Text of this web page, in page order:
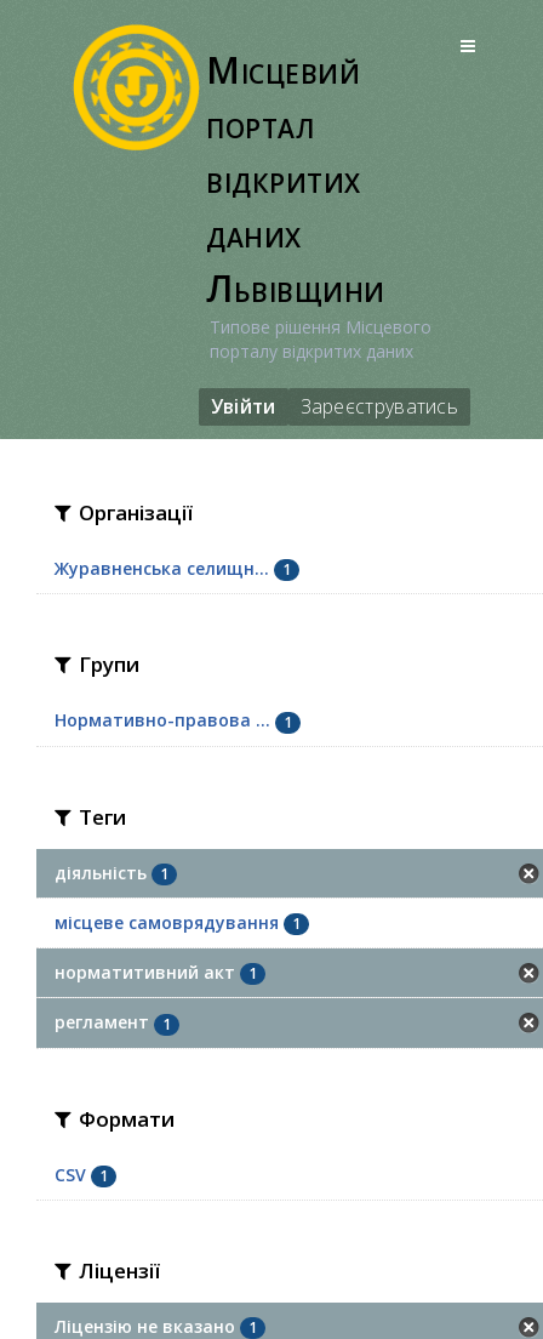
Місцевий
портал
відкритих
даних
Львівщини
Типове рішення Місцевого
порталу відкритих даних
Увійти Зареєструватись
Організації
Журавненська селищн... 1
Групи
Нормативно-правова ... 1
Теги
діяльність 1
місцеве самоврядування 1
норматитивний акт 1
регламент 1
Формати
CSV 1
Ліцензії
Ліцензію не вказано 1